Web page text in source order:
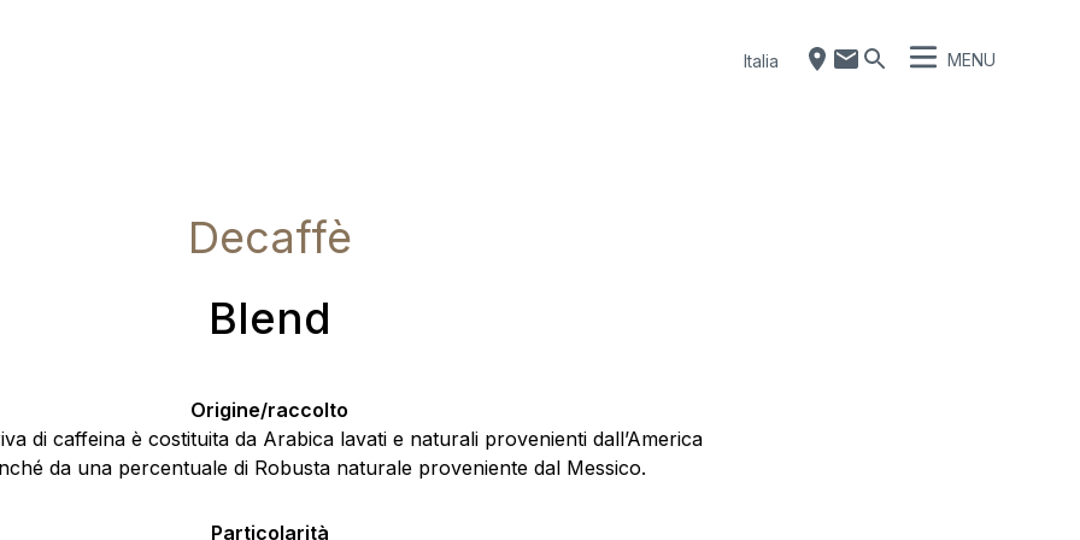
Italia MENU
Decaffè
Blend
Origine/raccolto
di caffeina è costituita da Arabica lavati e naturali provenienti dall’America
da una percentuale di Robusta naturale proveniente dal Messico.
Particolarità